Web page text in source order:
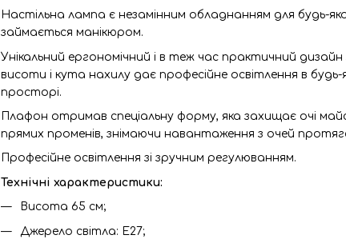
Настільна лампа є незамінним обладнанням для будь-
займається манікюром.
Унікальний ергономічний і в теж час практичний
висоти і кута нахилу дає професійне освітлення в
просторі.
Плафон отримав спеціальну форму, яка захищає очі
прямих променів, знімаючи навантаження з очей
Професійне освітлення зі зручним регулюванням.
Технічні характеристики:
Висота 65 см;
Джерело світла: E27;